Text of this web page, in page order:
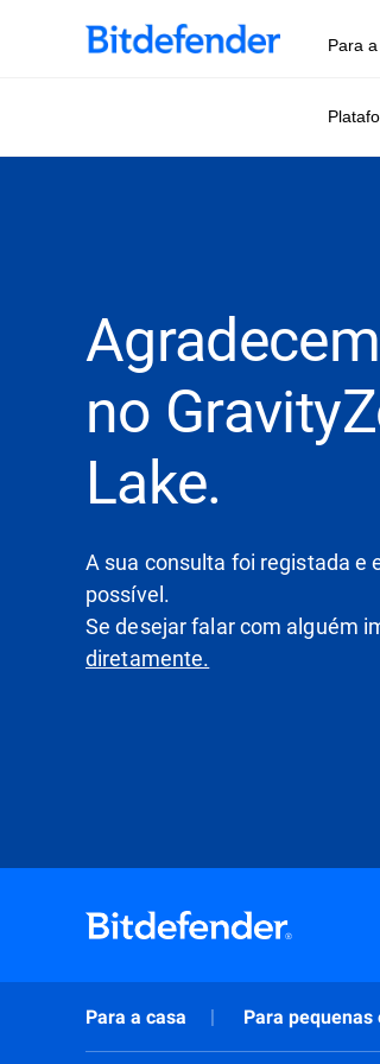
Para
no
Lake.
A sua consulta foi registada e
possível.
Se desejar falar com alguém
diretamente.
Para a casa Para pequenas